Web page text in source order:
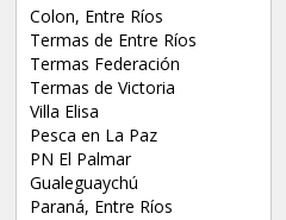
Colon, Entre Ríos
Termas de Entre Ríos
Termas Federación
Termas de Victoria
Villa Elisa
Pesca en La Paz
PN El Palmar
Gualeguaychú
Paraná, Entre Ríos